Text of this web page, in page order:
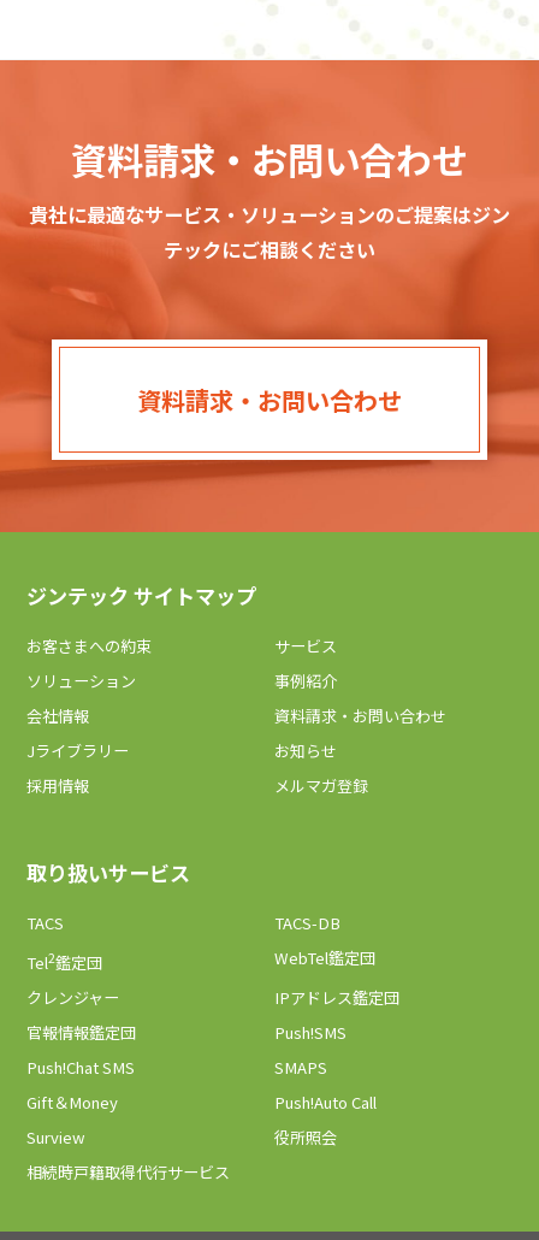
資料請求・お問い合わせ
貴社に最適なサービス・ソリューションのご提案はジン
テックにご相談ください
資料請求・お問い合わせ
ジンテック サイトマップ
お客さまへの約束
サービス
ソリューション
事例紹介
会社情報
資料請求・お問い合わせ
Jライブラリー
お知らせ
採用情報
メルマガ登録
取り扱いサービス
TACS
TACS-DB
Tel2鑑定団
WebTel鑑定団
クレンジャー
IPアドレス鑑定団
官報情報鑑定団
Push!SMS
Push!Chat SMS
SMAPS
Gift＆Money
Push!Auto Call
Surview
役所照会
相続時戸籍取得代行サービス